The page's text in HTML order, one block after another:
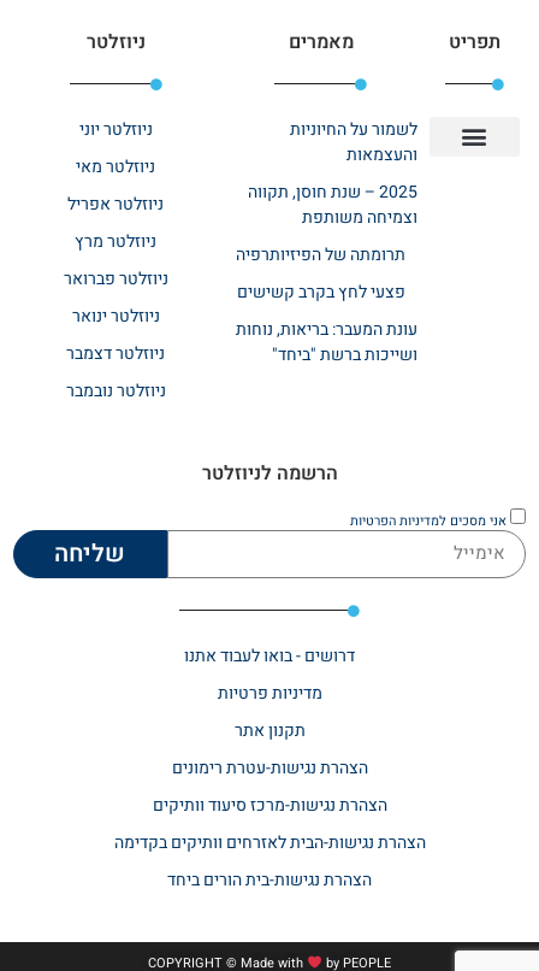
תפריט מאמרים
לשמור על החיוניות
והעצמאות
2025 – שנת חוסן, תקווה
וצמיחה משותפת
תרומתה של הפיזיותרפיה
פצעי לחץ בקרב קשישים
עונת המעבר: בריאות, נוחות
ושייכות ברשת "ביחד"
ניוזלטר
ניוזלטר יוני
ניוזלטר מאי
ניוזלטר אפריל
ניוזלטר מרץ
ניוזלטר פברואר
ניוזלטר ינואר
ניוזלטר דצמבר
ניוזלטר נובמבר
הרשמה לניוזלטר
אני מסכים למדיניות הפרטיות
שליחה
דרושים - בואו לעבוד אתנו
מדיניות פרטיות
תקנון אתר​
הצהרת נגישות-עטרת רימונים
הצהרת נגישות-מרכז סיעוד וותיקים
הצהרת נגישות-הבית לאזרחים וותיקים בקדימה
הצהרת נגישות-בית הורים ביחד
COPYRIGHT © Made with by PEOPLE